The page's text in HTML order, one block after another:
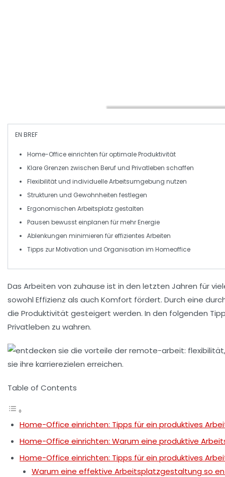
EN BREF
Home-Office einrichten für optimaleProduktivität
Klare Grenzen zwischen Berufund Privatleben schaffen
Flexibilität und individuelleArbeitsumgebung nutzen
Strukturen und Gewohnheiten festlegen
Ergonomischen Arbeitsplatz gestalten
Pausen bewusst einplanen für mehrEnergie
Ablenkungen minimieren für effizientes Arbeiten
Tipps zurMotivation und Organisation im Homeoffice
Das Arbeiten von zuhause ist in den letzten Jahren für
sowohl Effizienz als auch Komfort fördert. Durch eine
die Produktivität gesteigert werden. In den folgenden
Privatleben zu wahren.
Table of Contents
Home-Office einrichten: Tipps für ein produktives
Home-Office einrichten: Warum eine produktive
Home-Office einrichten: Tipps für ein produktives
Warum eine effektive Arbeitsplatzgestaltung so